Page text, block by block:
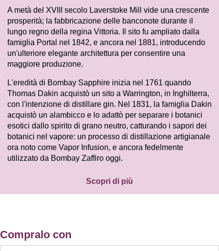
A metà del XVIII secolo Laverstoke Mill vide una crescente
prosperità; la fabbricazione delle banconote durante il
lungo regno della regina Vittoria. Il sito fu ampliato dalla
famiglia Portal nel 1842, e ancora nel 1881, introducendo
un'ulteriore elegante architettura per consentire una
maggiore produzione.
L'eredità di Bombay Sapphire inizia nel 1761 quando
Thomas Dakin acquistò un sito a Warrington, in Inghilterra,
con l'intenzione di distillare gin. Nel 1831, la famiglia Dakin
acquistò un alambicco e lo adattò per separare i botanici
esotici dallo spirito di grano neutro, catturando i sapori dei
botanici nel vapore: un processo di distillazione artigianale
ora noto come Vapor Infusion, e ancora fedelmente
utilizzato da Bombay Zaffiro oggi.
Scopri di più
Compralo con